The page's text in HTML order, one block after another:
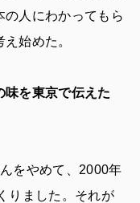
の人にわかってもら
始めた。
味を東京で伝えた
をやめて、2000年
りました。それが